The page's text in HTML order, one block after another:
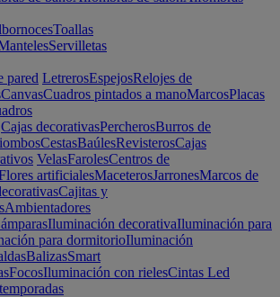
Toallas
Servilletas
pared LetrerosEspejosRelojes de
CanvasCuadros pintados a manoMarcosPlacas
Cajas decorativasPercherosBurros de
CestasBaúlesRevisterosCajas
VelasFarolesCentros de
artificialesMaceterosJarronesMarcos de
Cajitas y
Ambientadores
Iluminación decorativaIluminación para
para dormitorioIluminación
BalizasSmart
FocosIluminación con rielesCintas Led